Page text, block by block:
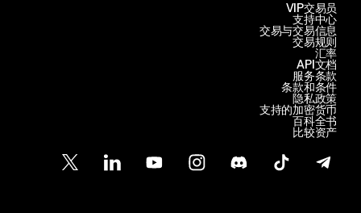
支持中心
交易与交易信息
VIP交易员
交易规则
汇率
API文档
服务条款
条款和条件
隐私政策
支持的加密货币
百科全书
比较资产